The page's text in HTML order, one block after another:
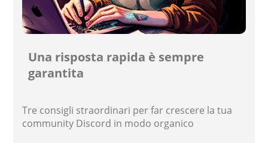
Una risposta rapida è sempre
garantita
Tre consigli straordinari per far crescere la tua
community Discord in modo organico